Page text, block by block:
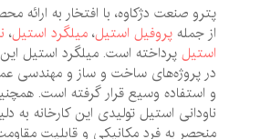
پترو صنعت دژکاوه، با افتخار به ارائه
از جمله پروفیل استیل ،میلگرد استیل ،نبشی
پرداخته است. میلگرد استیل این
در پروژه‌های ساخت و ساز و مهندسی عمران
و استفاده وسیع قرار گرفته است. همچنین،
ناودانی استیل تولیدی این کارخانه به دلیل
منحصر به فرد مکانیکی و قابلیت مقاومت در